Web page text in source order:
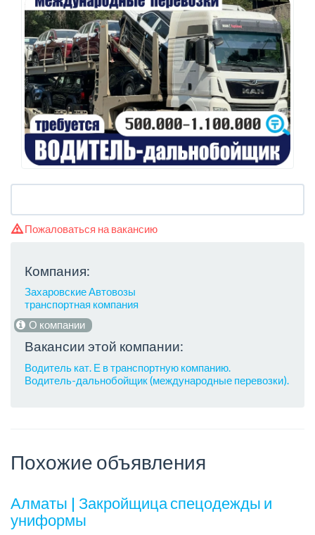
Пожаловаться на вакансию
Компания:
Захаровские Автовозы
транспортная компания
О компании
Вакансии этой компании:
Водитель кат. Е в транспортную компанию.
Водитель-дальнобойщик (международные перевозки).
Похожие объявления
Алматы | Закройщица спецодежды и
униформы